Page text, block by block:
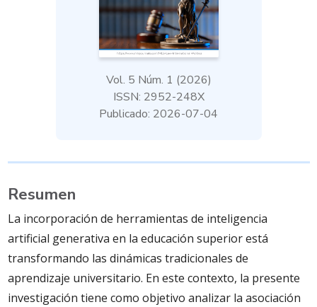
Vol. 5 Núm. 1 (2026)
ISSN: 2952-248X
Publicado: 2026-07-04
Resumen
La incorporación de herramientas de inteligencia
artificial generativa en la educación superior está
transformando las dinámicas tradicionales de
aprendizaje universitario. En este contexto, la presente
investigación tiene como objetivo analizar la asociación